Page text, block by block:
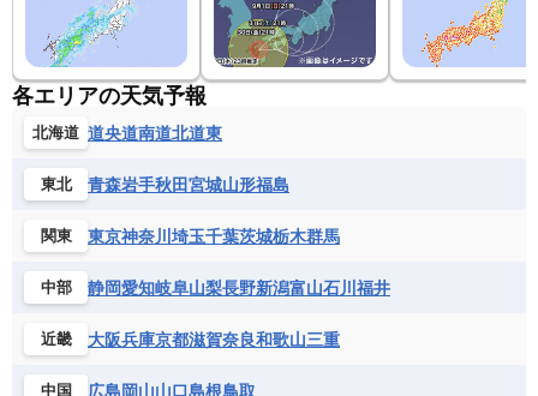
各エリアの天気予報
北海道 道央道南道北道東
東北 青森岩手秋田宮城山形福島
関東 東京神奈川 埼玉千葉茨城栃木群馬
中部 静岡愛知岐阜山梨長野新潟富山石川 福井
近畿 大阪兵庫京都滋賀奈良和歌山三重
中国 広島岡山山口島根鳥取